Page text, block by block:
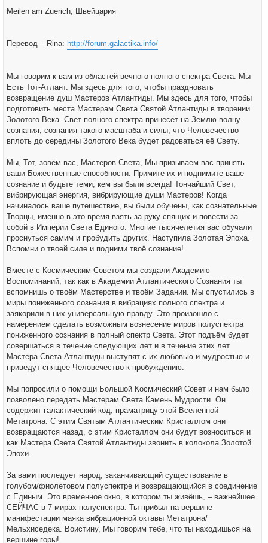
Meilen am Zuerich, Швейцария
Перевод – Rina: http://forum.galactika.info/
Мы говорим к вам из областей вечного полного спектра Света. Мы
Есть Тот-Атлант. Мы здесь для того, чтобы праздновать
возвращение душ Мастеров Атлантиды. Мы здесь для того, чтобы
подготовить места Мастерам Света Святой Атлантиды в творении
Золотого Века. Свет полного спектра принесёт на Землю волну
сознания, сознания такого масштаба и силы, что Человечество
вплоть до середины Золотого Века будет радоваться её Свету.
Мы, Тот, зовём вас, Мастеров Света, Мы призываем вас принять
ваши Божественные способности. Примите их и поднимите ваше
сознание и будьте теми, кем вы были всегда! Тончайший Свет,
вибрирующая энергия, вибрирующие души Мастеров! Когда
начиналось ваше путешествие, вы были обучены, как сознательные
Творцы, именно в это время взять за руку спящих и повести за
собой в Империи Света Единого. Многие тысячелетия вас обучали
проснуться самим и пробудить других. Наступила Золотая Эпоха.
Вспомни о твоей силе и подними твоё сознание!
Вместе с Космическим Советом мы создали Академию
Воспоминаний, так как в Академии Атлантического Сознания ты
вспомнишь о твоём Мастерстве и твоём Задании. Мы спустились в
миры пониженного сознания в вибрациях полного спектра и
заякорили в них универсальную правду. Это произошло с
намерением сделать возможным вознесение миров полуспектра
пониженного сознания в полный спектр Света. Этот подъём будет
совершаться в течение следующих лет и в течение этих лет
Мастера Света Атлантиды выступят с их любовью и мудростью и
приведут спящее Человечество к пробуждению.
Мы попросили о помощи Большой Космический Совет и нам было
позволено передать Мастерам Света Камень Мудрости. Он
содержит галактический код, праматрицу этой Вселенной
Метатрона. С этим Святым Атлантическим Кристаллом они
возвращаются назад, с этим Кристаллом они будут возноситься и
как Мастера Света Святой Атлантиды звонить в колокола Золотой
Эпохи.
За вами последует народ, заканчивающий существование в
голубом/фиолетовом полуспектре и возвращающийся в соединение
с Единым. Это временное окно, в котором ты живёшь, – важнейшее
СЕЙЧАС в 7 мирах полуспектра. Ты прибыл на вершине
манифестации маяка вибрационной октавы Метатрона/
Мельхиседека. Воистину, Мы говорим тебе, что ты находишься на
вершине горы!